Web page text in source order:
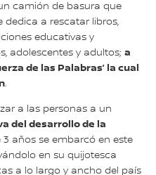
camión de basura que
dedica a rescatar libros,
educativas y
adolescentes y adultos;a
de las Palabras’ la cual
.
a las personas a un
del desarrollo de la
3 años se embarcó en este
en su quijotesca
a lo largo y ancho del país